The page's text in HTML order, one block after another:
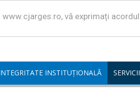
vă exprimați
INSTITUȚIONALĂ